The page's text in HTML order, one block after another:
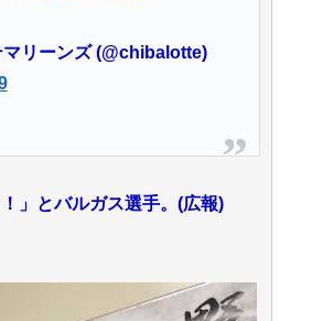
リーンズ (@chibalotte)
！」とバルガス選手。(広報)